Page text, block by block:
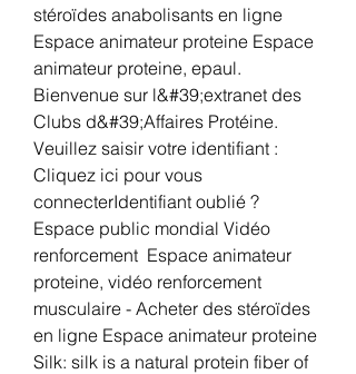
stéroïdes anabolisants en ligne
Espace animateur proteine Espace
animateur proteine, epaul.
Bienvenue sur l&#39;extranet des
Clubs d&#39;Affaires Protéine.
Veuillez saisir votre identifiant :
Cliquez ici pour vous
connecterIdentifiant oublié ?
Espace public mondial Vidéo
renforcement  Espace animateur
proteine, vidéo renforcement
musculaire - Acheter des stéroïdes
en ligne Espace animateur proteine
Silk: silk is a natural protein fiber of